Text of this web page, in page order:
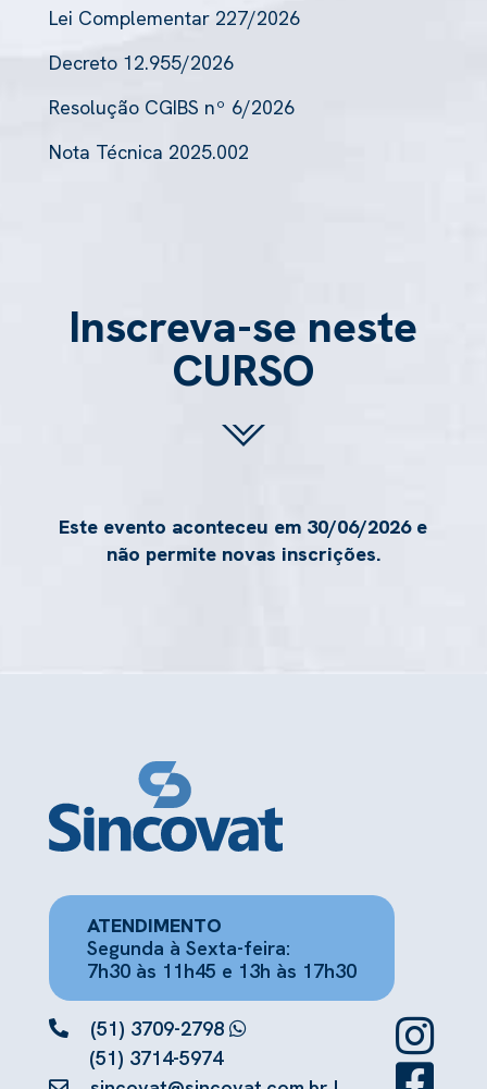
Lei Complementar 227/2026
Decreto 12.955/2026
Resolução CGIBS nº 6/2026
Nota Técnica 2025.002
Inscreva-se neste
CURSO
Este evento aconteceu em 30/06/2026 e
não permite novas inscrições.
ATENDIMENTO
Segunda à Sexta-feira:
7h30 às 11h45 e 13h às 17h30
(51) 3709-2798
(51) 3714-5974